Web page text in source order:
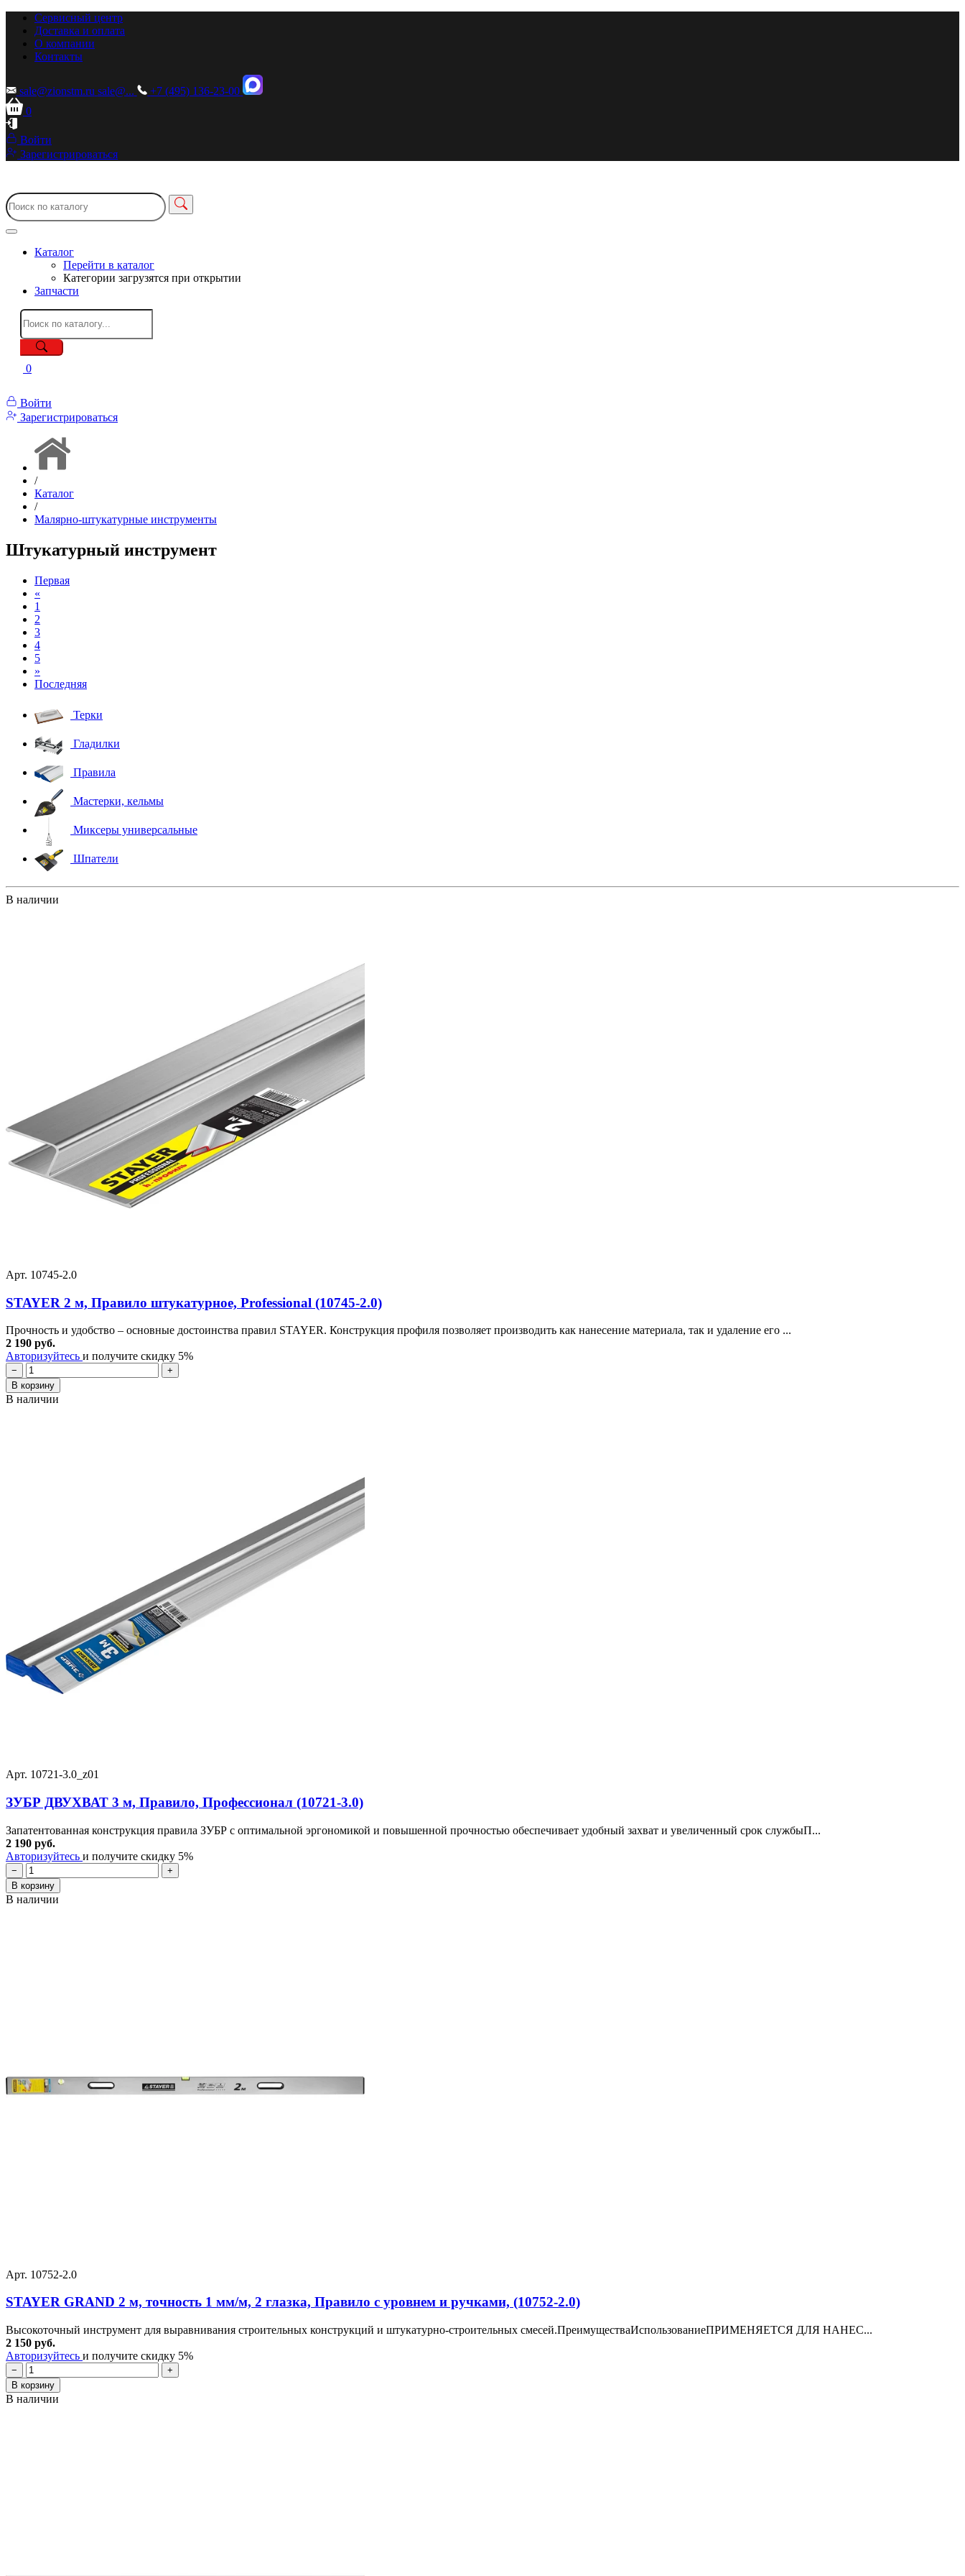
Сервисный центр
Доставка и оплата
О компании
Контакты
sale@zionstm.ru sale@...
+7 (495) 136-23-00
0
Войти
Зарегистрироваться
Каталог
Перейти в каталог
Категории загрузятся при открытии
Запчасти
0
Войти
Зарегистрироваться
/
Каталог
/
Малярно-штукатурные инструменты
Штукатурный инструмент
Первая
«
1
2
3
4
5
»
Последняя
Терки
Гладилки
Правила
Мастерки, кельмы
Миксеры универсальные
Шпатели
В наличии
Арт. 10745-2.0
STAYER 2 м, Правило штукатурное, Professional (10745-2.0)
Прочность и удобство – основные достоинства правил STAYER. Конструкция профиля позволяет производить как нанесение материала, так и удаление его ...
2 190 руб.
Авторизуйтесь и получите скидку 5%
−
+
В корзину
В наличии
Арт. 10721-3.0_z01
ЗУБР ДВУХВАТ 3 м, Правило, Профессионал (10721-3.0)
Запатентованная конструкция правила ЗУБР с оптимальной эргономикой и повышенной прочностью обеспечивает удобный захват и увеличенный срок службыП...
2 190 руб.
Авторизуйтесь и получите скидку 5%
−
+
В корзину
В наличии
Арт. 10752-2.0
STAYER GRAND 2 м, точность 1 мм/м, 2 глазка, Правило с уровнем и ручками, (10752-2.0)
Высокоточный инструмент для выравнивания строительных конструкций и штукатурно-строительных смесей.ПреимуществаИспользованиеПРИМЕНЯЕТСЯ ДЛЯ НАНЕС...
2 150 руб.
Авторизуйтесь и получите скидку 5%
−
+
В корзину
В наличии